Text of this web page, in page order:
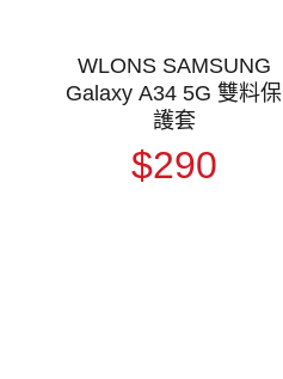
WLONS SAMSUNG
Galaxy A34 5G 雙料保
護套
$290